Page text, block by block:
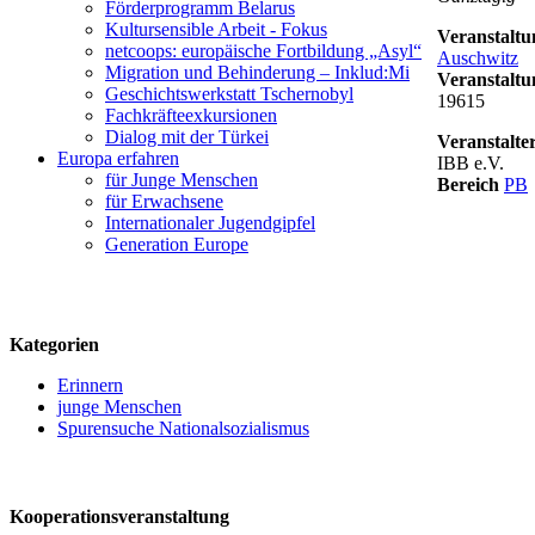
Förderprogramm Belarus
Kultursensible Arbeit - Fokus
netcoops: europäische Fortbildung „Asyl“
Migration und Behinderung – Inklud:Mi
Geschichtswerkstatt Tschernobyl
Fachkräfteexkursionen
Dialog mit der Türkei
Europa erfahren
für Junge Menschen
für Erwachsene
Internationaler Jugendgipfel
Generation Europe
Auschwitz
19615
IBB e.V.
Bereich PB
Kategorien
Erinnern
junge Menschen
Spurensuche Nationalsozialismus
Kooperationsveranstaltung